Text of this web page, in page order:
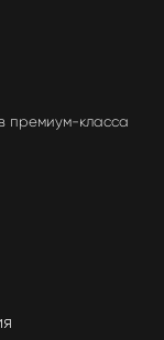
премиум-класса